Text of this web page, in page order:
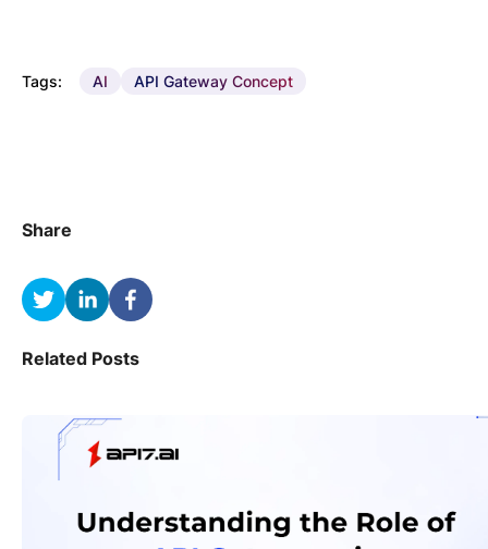
Tags: AI API Gateway Concept
Share
Related Posts